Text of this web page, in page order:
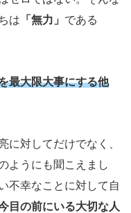
は 「無力」 である
最大限大事にする他
に対してだけでなく、
ようにも聞こえまし
不幸なことに対して自
目の前にいる大切な人